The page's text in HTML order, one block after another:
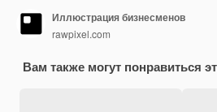
Иллюстрация бизнесменов
rawpixel.com
Вам также могут понравиться